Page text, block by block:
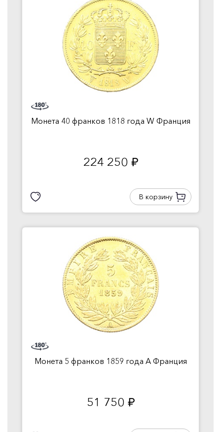
Монета 40 франков 1818 года W Франция
224 250 руб.
В корзину
Монета 5 франков 1859 года А Франция
51 750 руб.